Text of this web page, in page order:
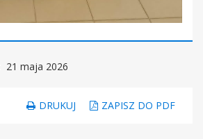
21 maja 2026
DRUKUJ ZAPISZ DO PDF